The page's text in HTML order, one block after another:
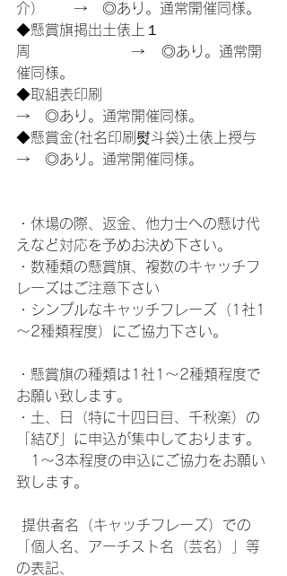
介）　　→　◎あり。通常開催同様。
◆懸賞旗掲出土俵上１
周　　　　　　　→   ◎あり。通常開
催同様。
◆取組表印刷
→　◎あり。通常開催同様。
◆懸賞金(社名印刷熨斗袋)土俵上授与
→　◎あり。通常開催同様。
・休場の際、返金、他力士への懸け代
えなど対応を予めお決め下さい。
・数種類の懸賞旗、複数のキャッチフ
レーズはご注意下さい
・シンプルなキャッチフレーズ（1社1
～2種類程度）にご協力下さい。
・懸賞旗の種類は1社1～2種類程度で
お願い致します。
・土、日（特に十四日目、千秋楽）の
「結び」に申込が集中しております。
1～3本程度の申込にご協力をお願い
致します。
「個人名、アーチスト名（芸名）」等
の表記、